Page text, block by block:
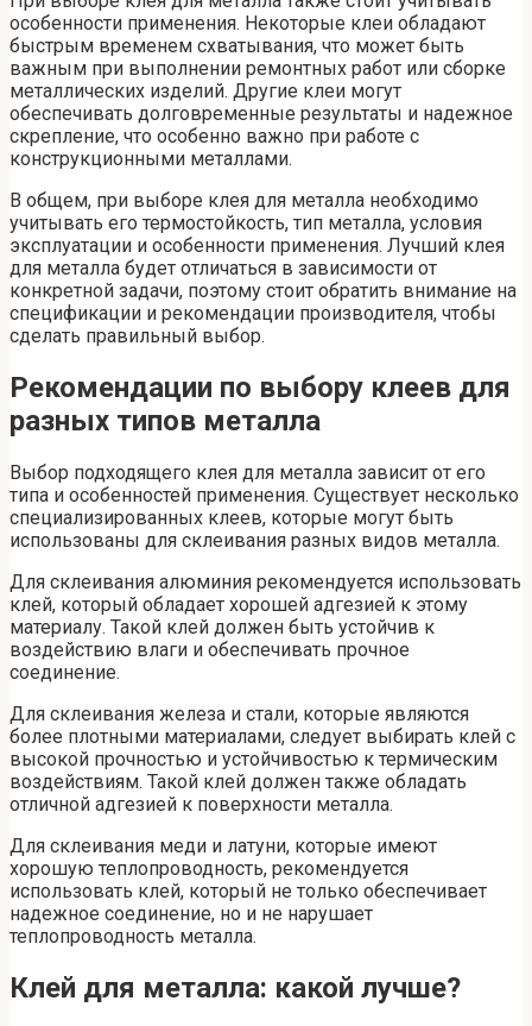
особенности применения. Некоторые клеи обладают
быстрым временем схватывания, что может быть
важным при выполнении ремонтных работ или сборке
металлических изделий. Другие клеи могут
обеспечивать долговременные результаты и надежное
скрепление, что особенно важно при работе с
конструкционными металлами.
В общем, при выборе клея для металла необходимо
учитывать его термостойкость, тип металла, условия
эксплуатации и особенности применения. Лучший клея
для металла будет отличаться в зависимости от
конкретной задачи, поэтому стоит обратить внимание на
спецификации и рекомендации производителя, чтобы
сделать правильный выбор.
Рекомендации по выбору клеев для
разных типов металла
Выбор подходящего клея для металла зависит от его
типа и особенностей применения. Существует несколько
специализированных клеев, которые могут быть
использованы для склеивания разных видов металла.
Для склеивания алюминия рекомендуется использовать
клей, который обладает хорошей адгезией к этому
материалу. Такой клей должен быть устойчив к
воздействию влаги и обеспечивать прочное
соединение.
Для склеивания железа и стали, которые являются
более плотными материалами, следует выбирать клей с
высокой прочностью и устойчивостью к термическим
воздействиям. Такой клей должен также обладать
отличной адгезией к поверхности металла.
Для склеивания меди и латуни, которые имеют
хорошую теплопроводность, рекомендуется
использовать клей, который не только обеспечивает
надежное соединение, но и не нарушает
теплопроводность металла.
Клей для металла: какой лучше?